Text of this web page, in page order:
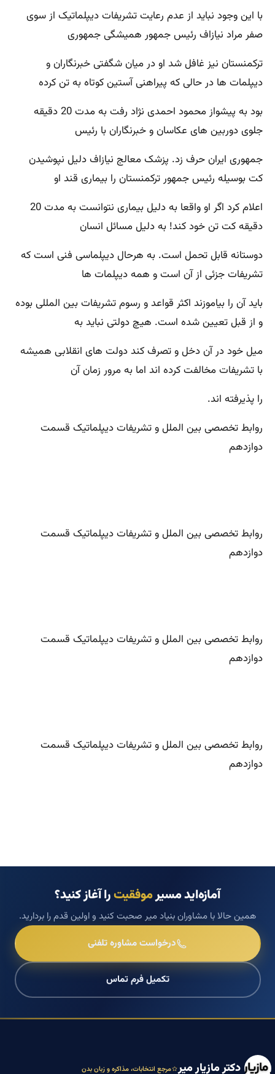
با این وجود نباید از عدم رعایت تشریفات دیپلماتیک از سوی
صفر مراد نیازاف رئیس جمهور همیشگی جمهوری
ترکمنستان نیز غافل شد او در میان شگفتی خبرنگاران و
دیپلمات ها در حالی که پیراهنی آستین کوتاه به تن کرده
بود به پیشواز محمود احمدی نژاد رفت به مدت 20 دقیقه
جلوی دوربین های عکاسان و خبرنگاران با رئیس
جمهوری ایران حرف زد. پزشک معالج نیازاف دلیل نپوشیدن
کت بوسیله رئیس جمهور ترکمنستان را بیماری قند او
اعلام کرد اگر او واقعا به دلیل بیماری نتوانست به مدت 20
دقیقه کت تن خود کند! به دلیل مسائل انسان
دوستانه قابل تحمل است. به هرحال دیپلماسی فنی است که
تشریفات جزئی از آن است و همه دیپلمات ها
باید آن را بیاموزند اکثر قواعد و رسوم تشریفات بین المللی بوده
و از قبل تعیین شده است. هیچ دولتی نباید به
میل خود در آن دخل و تصرف کند دولت های انقلابی همیشه
با تشریفات مخالفت کرده اند اما به مرور زمان آن
را پذیرفته اند.
روابط تخصصی بین الملل و تشریفات دیپلماتیک قسمت
دوازدهم
روابط تخصصی بین الملل و تشریفات دیپلماتیک قسمت
دوازدهم
روابط تخصصی بین الملل و تشریفات دیپلماتیک قسمت
دوازدهم
روابط تخصصی بین الملل و تشریفات دیپلماتیک قسمت
دوازدهم
آمازه‌اید مسیرموفقیترا آغاز کنید؟
همین حالا با مشاوران بنیاد میر صحبت کنید و اولین قدم را بردارید.
درخواست مشاوره تلفنی
تکمیل فرم تماس
دکتر مازیار میر مرجع انتخابات، مذاکره و زبان بدن